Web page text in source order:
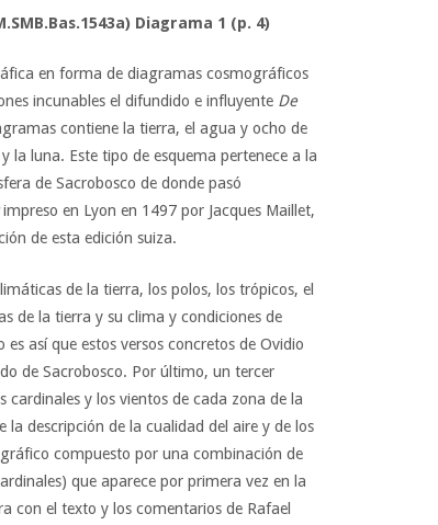
Diagrama 1 (p. 4)
en forma de diagramas cosmográficos
incunables el difundido e influyente De
contiene la tierra, el agua y ocho de
la luna. Este tipo de esquema pertenece a la
de Sacrobosco de donde pasó
impreso en Lyon en 1497 por Jacques Maillet,
de esta edición suiza.
de la tierra, los polos, los trópicos, el
de la tierra y su clima y condiciones de
así que estos versos concretos de Ovidio
de Sacrobosco. Por último, un tercer
y los vientos de cada zona de la
la descripción de la cualidad del aire y de los
compuesto por una combinación de
que aparece por primera vez en la
con el texto y los comentarios de Rafael